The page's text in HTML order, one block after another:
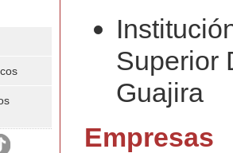
Superior
Guajira
Empresas